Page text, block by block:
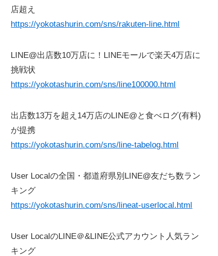
店超え
https://yokotashurin.com/sns/rakuten-line.html
LINE@出店数10万店に！LINEモールで楽天4万店に
挑戦状
https://yokotashurin.com/sns/line100000.html
出店数13万を超え14万店のLINE@と食べログ(有料)
が提携
https://yokotashurin.com/sns/line-tabelog.html
User Localの全国・都道府県別LINE@友だち数ラン
キング
https://yokotashurin.com/sns/lineat-userlocal.html
User LocalのLINE＠&LINE公式アカウント人気ラン
キング